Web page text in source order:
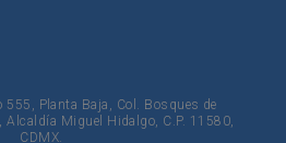
555, Planta Baja, Col. Bosques de
Alcaldía Miguel Hidalgo, C.P. 11580,
CDMX.